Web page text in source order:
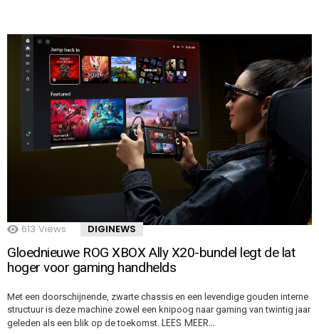
613 Views DIGINEWS
Gloednieuwe ROG XBOX Ally X20-bundel legt de lat
hoger voor gaming handhelds
Met een doorschijnende, zwarte chassis en een levendige gouden interne
structuur is deze machine zowel een knipoog naar gaming van twintig jaar
geleden als een blik op de toekomst. LEES MEER…